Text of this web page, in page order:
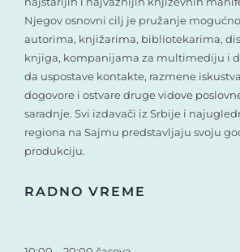
Njegov osnovni cilj je pružanje
autorima, knjižarima, bibliotekarima,
knjiga, kompanijama za multimediju i
da uspostave kontakte, razmene
dogovore i ostvare druge vidove
saradnje. Svi izdavači iz Srbije i
regiona na Sajmu predstavljaju svoju
produkciju.
RADNO VREME